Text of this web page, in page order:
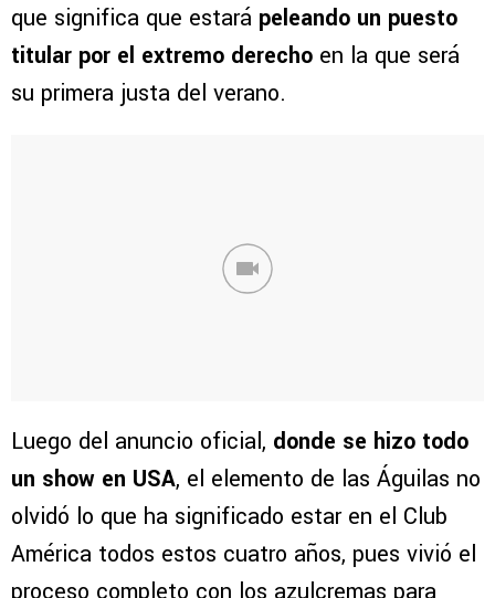
que significa que estará peleando un puesto
titular por el extremo derecho en la que será
su primera justa del verano.
Luego del anuncio oficial, donde se hizo todo
un show en USA, el elemento de las Águilas no
olvidó lo que ha significado estar en el Club
América todos estos cuatro años, pues vivió el